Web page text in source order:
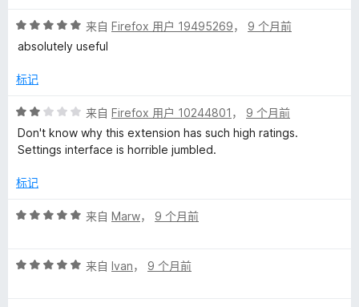
g
s
的
价
评
分
/
来自 Firefox 用户 19495269， 9 个月前
absolutely useful
标记
评
分
2
5
来自 Firefox 用户 10244801 ， 9 个月前
Don't know why this extension has such high ratings.
Settings interface is horrible jumbled.
标记
评
/
来自 Marw， 9 个月前
评
来自 Ivan， 9 个月前